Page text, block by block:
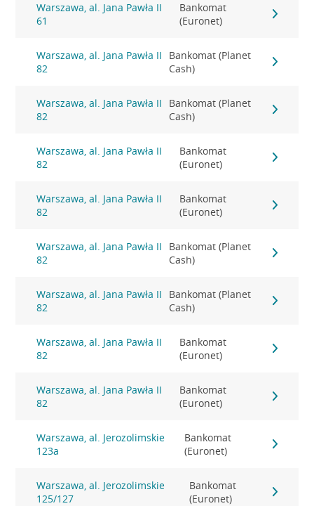
Warszawa, al. Jana Pawła II
61
Bankomat
(Euronet)
Warszawa, al. Jana Pawła II
82
Bankomat (Planet
Cash)
Warszawa, al. Jana Pawła II
82
Bankomat (Planet
Cash)
Warszawa, al. Jana Pawła II
82
Bankomat
(Euronet)
Warszawa, al. Jana Pawła II
82
Bankomat
(Euronet)
Warszawa, al. Jana Pawła II
82
Bankomat (Planet
Cash)
Warszawa, al. Jana Pawła II
82
Bankomat (Planet
Cash)
Warszawa, al. Jana Pawła II
82
Bankomat
(Euronet)
Warszawa, al. Jana Pawła II
82
Bankomat
(Euronet)
Warszawa, al. Jerozolimskie
123a
Bankomat
(Euronet)
Warszawa, al. Jerozolimskie
125/127
Bankomat
(Euronet)